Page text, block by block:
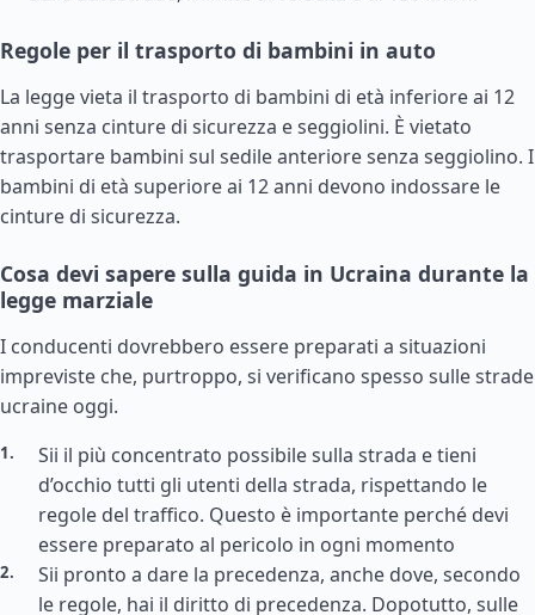
Regole per il trasporto di bambini in auto
La legge vieta il trasporto di bambini di età inferiore ai 12
anni senza cinture di sicurezza e seggiolini. È vietato
trasportare bambini sul sedile anteriore senza seggiolino. I
bambini di età superiore ai 12 anni devono indossare le
cinture di sicurezza.
Cosa devi sapere sulla guida in Ucraina durante la
legge marziale
I conducenti dovrebbero essere preparati a situazioni
impreviste che, purtroppo, si verificano spesso sulle strade
ucraine oggi.
Sii il più concentrato possibile sulla strada e tieni
d’occhio tutti gli utenti della strada, rispettando le
regole del traffico. Questo è importante perché devi
essere preparato al pericolo in ogni momento
Sii pronto a dare la precedenza, anche dove, secondo
le regole, hai il diritto di precedenza. Dopotutto, sulle